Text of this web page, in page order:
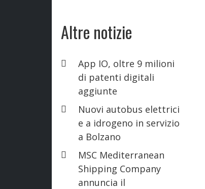
Altre notizie
App IO, oltre 9 milioni
di patenti digitali
aggiunte
Nuovi autobus elettrici
e a idrogeno in servizio
a Bolzano
MSC Mediterranean
Shipping Company
annuncia il